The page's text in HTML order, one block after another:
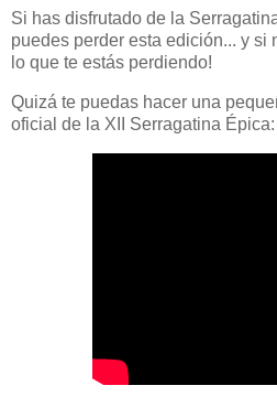
Si has disfrutado de la
puedes perder esta edición... y si
lo que te estás perdiendo!
Quizá te puedas hacer una
oficial de la XII Serragatina Épica: